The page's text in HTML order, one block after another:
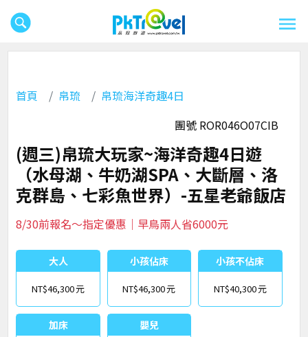
首頁 帛琉
帛琉海洋奇趣4日
團號 ROR046O07CIB
(週三)帛琉大玩家~海洋奇趣4日遊
（水母湖、牛奶湖SPA、大斷層、洛
克群島、七彩魚世界）-五星老爺飯店
8/30前報名～指定優惠｜早鳥兩人省6000元
大人
NT$46,300
小孩佔床
NT$46,300
小孩不佔床
NT$40,300
加床 嬰兒